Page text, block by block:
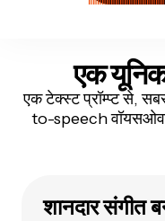
एक
एक टेक्स्ट प्रॉम्प्ट से,
to-speech
शानदार संगीत